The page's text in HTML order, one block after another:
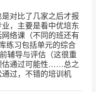
对比了几家之后才报
，主要是看中优培东
络课（不同的班还有
练习包括单元的综合
辅导与评估（这很重
估通过可能性……总之
过，不错的培训机